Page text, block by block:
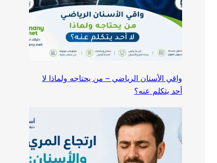
واقي الأسنان الرياضي – من يحتاجه ولماذا لا
أحد يتكلم عنه؟